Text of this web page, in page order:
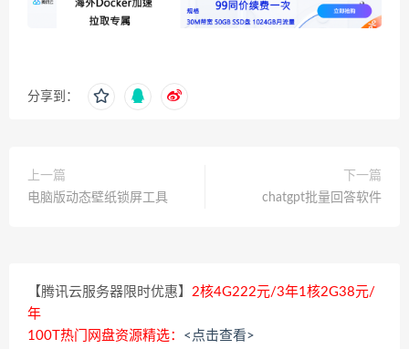
分享到：
上一篇
电脑版动态壁纸锁屏工具
下一篇
chatgpt批量回答软件
【腾讯云服务器限时优惠】 2核4G222元/3年1核2G38元/
年
100T热门网盘资源精选： <点击查看>